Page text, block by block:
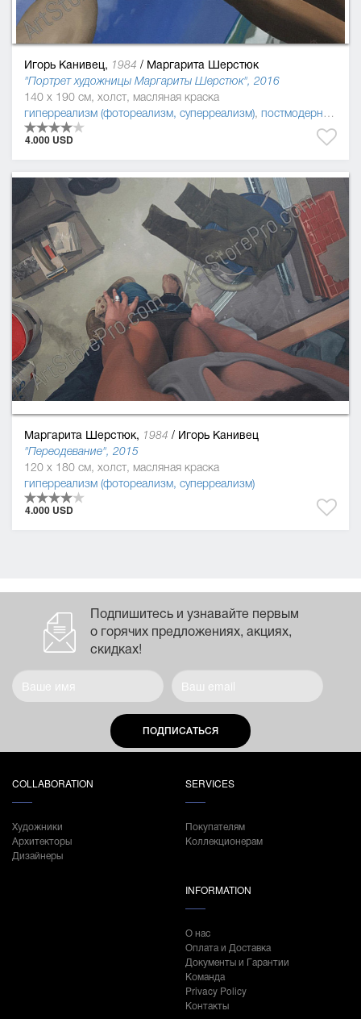
Игорь Канивец, 1984 / Маргарита Шерстюк
"Портрет художницы Маргариты Шерстюк", 2016
140 x 190 см, холст, масляная краска
гиперреализм (фотореализм, суперреализм), постмодернизм
4.000 USD
Маргарита Шерстюк, 1984 / Игорь Канивец
"Переодевание", 2015
120 x 180 см, холст, масляная краска
гиперреализм (фотореализм, суперреализм)
4.000 USD
Подпишитесь и узнавайте первым
о горячих предложениях, акциях,
скидках!
ПОДПИСАТЬСЯ
COLLABORATION
Художники
Архитекторы
Дизайнеры
SERVICES
Покупателям
Коллекционерам
INFORMATION
О нас
Оплата и Доставка
Документы и Гарантии
Команда
Privacy Policy
Контакты